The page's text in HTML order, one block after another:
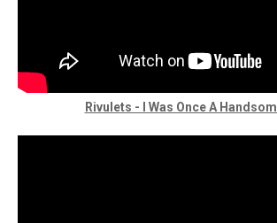
Rivulets - I Was Once A